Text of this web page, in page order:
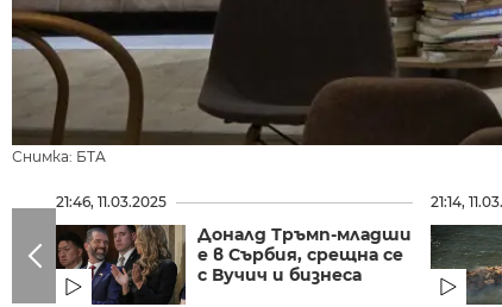
Снимка: БТА
21:46, 11.03.2025
Доналд Тръмп-младши
е в Сърбия, срещна се
с Вучич и бизнеса
21:14,